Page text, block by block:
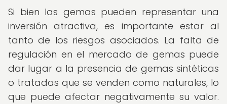
Si bien las gemas pueden representar una
inversión atractiva, es importante estar al
tanto de los riesgos asociados. La falta de
regulación en el mercado de gemas puede
dar lugar a la presencia de gemas sintéticas
o tratadas que se venden como naturales, lo
que puede afectar negativamente su valor.